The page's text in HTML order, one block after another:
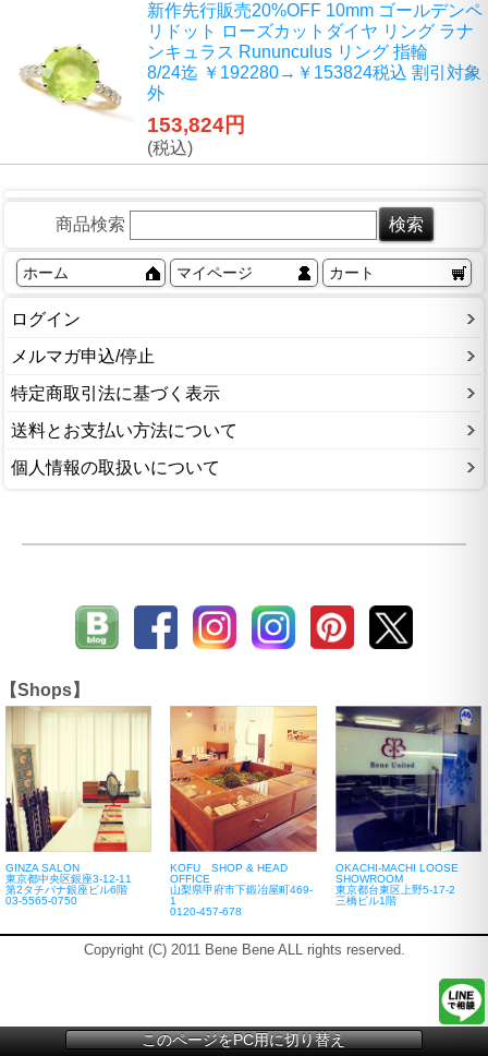
新作先行販売20%OFF 10mm ゴールデンペ
リドット ローズカットダイヤ リング ラナ
ンキュラス Rununculus リング 指輪
8/24迄 ￥192280→￥153824税込 割引対象
外
153,824円
(税込)
商品検索
ホーム マイページ カート
ログイン
メルマガ申込/停止
特定商取引法に基づく表示
送料とお支払い方法について
個人情報の取扱いについて
【Shops】
GINZA SALON
東京都中央区銀座3-12-11
第2タチバナ銀座ビル6階
03-5565-0750
KOFU SHOP & HEAD
OFFICE
山梨県甲府市下鍛冶屋町469-
1
0120-457-678
OKACHI-MACHI LOOSE
SHOWROOM
東京都台東区上野5-17-2
三橋ビル1階
Copyright (C) 2011 Bene Bene ALL rights reserved.
このページをPC用に切り替え